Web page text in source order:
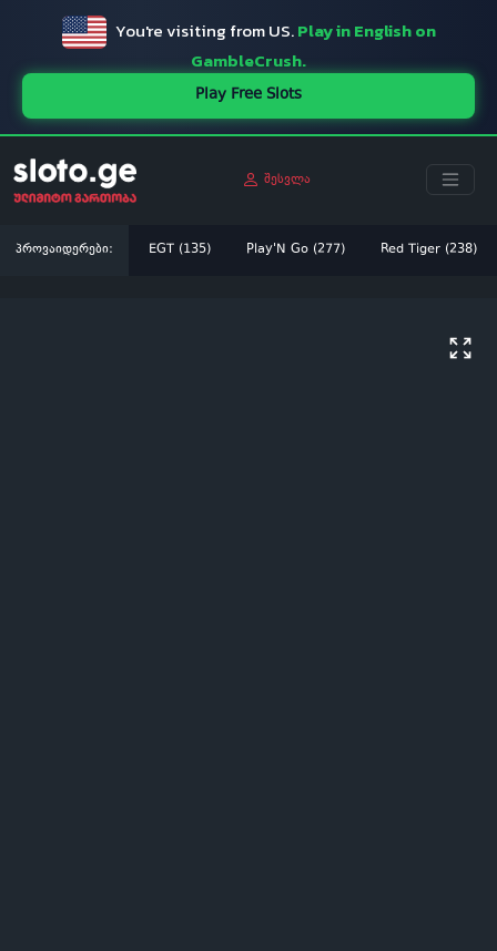
You're visiting from US.Play in English on
GambleCrush.
Play Free Slots
შესვლა
პროვაიდერები: EGT (135) Play'N Go (277) Red Tiger (238)